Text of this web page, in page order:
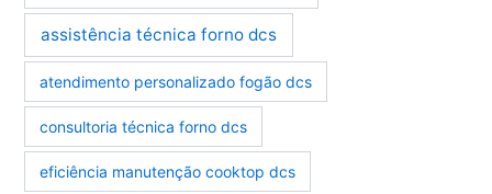
assistência técnica forno dcs
atendimento personalizado fogão dcs
consultoria técnica forno dcs
eficiência manutenção cooktop dcs